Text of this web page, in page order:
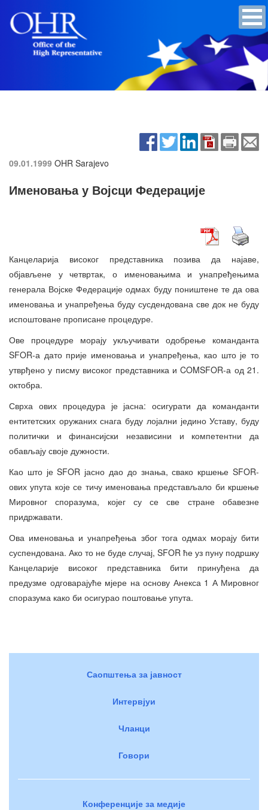
09.01.1999 OHR Sarajevo
Именовања у Војсци Федерације
Канцеларија високог представника позива да најаве,
објављене у четвртак, о именовањима и унапређењима
генерала Војске Федерације одмах буду поништене те да ова
именовања и унапређења буду сусдендована све док не буду
испоштоване прописане процедуре.
Ове процедуре морају укључивати одобрење команданта
SFOR-а дато прије именовања и унапређења, као што је то
утврђено у писму високог представника и COMSFOR-а од 21.
октобра.
Сврха ових процедура је јасна: осигурати да команданти
ентитетских оружаних снага буду лојални једино Уставу, буду
политички и финансијски независини и компетентни да
обављају своје дужности.
Као што је SFOR јасно дао до знања, свако кршење SFOR-
ових упута које се тичу именовања представљало би кршење
Мировног споразума, којег су се све стране обавезне
придржавати.
Ова именовања и унапређења због тога одмах морају бити
суспендована. Ако то не буде случај, SFOR ће уз пуну подршку
Канцеларије високог представника бити принуђена да
предузме одговарајуће мјере на основу Анекса 1 А Мировног
споразума како би осигурао поштовање упута.
Саопштења за јавност
Интервјуи
Чланци
Говори
Конференције за медије